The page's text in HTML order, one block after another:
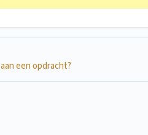
een opdracht?